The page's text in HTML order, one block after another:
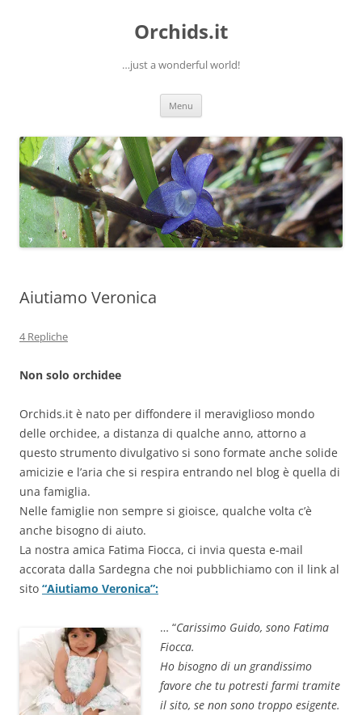
Orchids.it
…just a wonderful world!
Menu
Aiutiamo Veronica
4 Repliche
Non solo orchidee
Orchids.it è nato per diffondere il meraviglioso mondo
delle orchidee, a distanza di qualche anno, attorno a
questo strumento divulgativo si sono formate anche solide
amicizie e l’aria che si respira entrando nel blog è quella di
una famiglia.
Nelle famiglie non sempre si gioisce, qualche volta c’è
anche bisogno di aiuto.
La nostra amica Fatima Fiocca, ci invia questa e-mail
accorata dalla Sardegna che noi pubblichiamo con il link al
sito “Aiutiamo Veronica”:
… “Carissimo Guido, sono Fatima
Fiocca.
Ho bisogno di un grandissimo
favore che tu potresti farmi tramite
il sito, se non sono troppo esigente.